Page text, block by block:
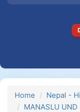
Home
Nepal -
MANASLU UND